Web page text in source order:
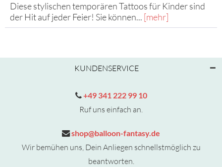
Diese stylischen temporären Tattoos für Kinder sind
der Hit auf jeder Feier! Sie können... [mehr]
KUNDENSERVICE
+49 341 222 99 10
Ruf uns einfach an.
shop@balloon-fantasy.de
Wir bemühen uns, Dein Anliegen schnellstmöglich zu
beantworten.